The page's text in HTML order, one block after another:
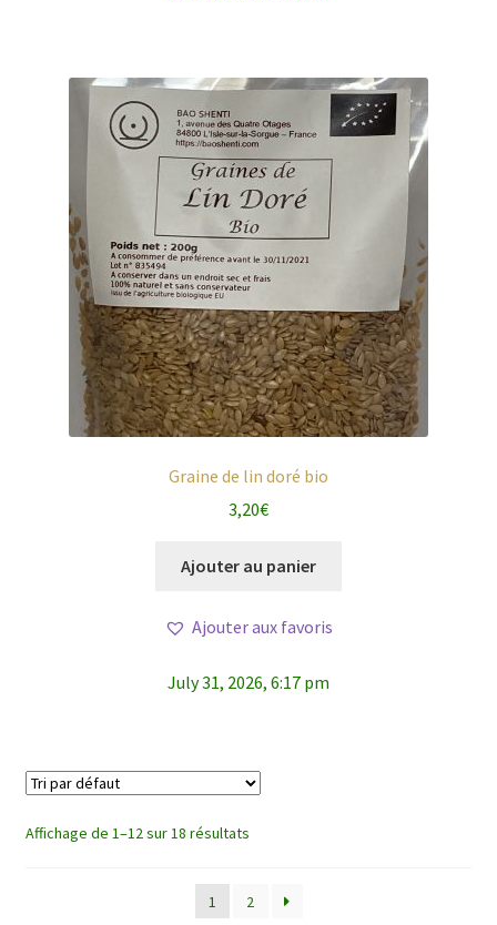
Graine de lin doré bio
3,20€
Ajouter au panier
Ajouter aux favoris
July 31, 2026, 6:17 pm
Affichage de 1–12 sur 18 résultats
1 2